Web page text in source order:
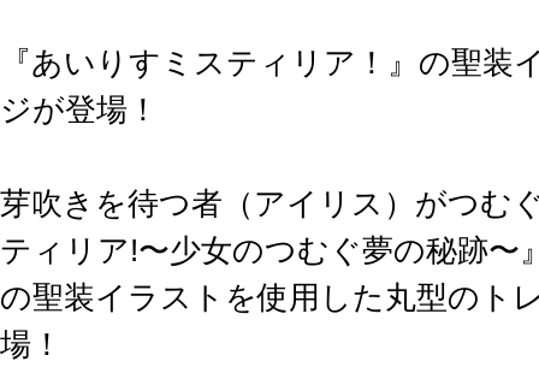
『あいりすミスティリア！』の聖装
ジが登場！
芽吹きを待つ者（アイリス）がつむ
ティリア!〜少女のつむぐ夢の秘跡〜
の聖装イラストを使用した丸型のト
場！